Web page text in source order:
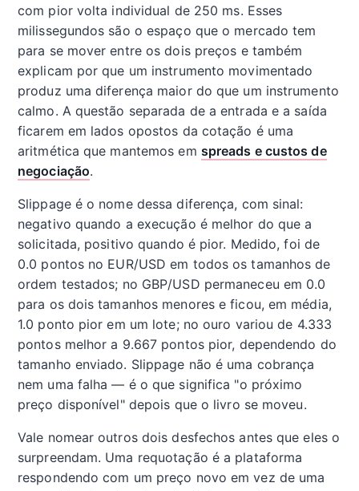
com pior volta individual de 250 ms. Esses
milissegundos são o espaço que o mercado tem
para se mover entre os dois preços e também
explicam por que um instrumento movimentado
produz uma diferença maior do que um instrumento
calmo. A questão separada de a entrada e a saída
ficarem em lados opostos da cotação é uma
aritmética que mantemos em spreads e custos de
negociação.
Slippage é o nome dessa diferença, com sinal:
negativo quando a execução é melhor do que a
solicitada, positivo quando é pior. Medido, foi de
0.0 pontos no EUR/USD em todos os tamanhos de
ordem testados; no GBP/USD permaneceu em 0.0
para os dois tamanhos menores e ficou, em média,
1.0 ponto pior em um lote; no ouro variou de 4.333
pontos melhor a 9.667 pontos pior, dependendo do
tamanho enviado. Slippage não é uma cobrança
nem uma falha — é o que significa "o próximo
preço disponível" depois que o livro se moveu.
Vale nomear outros dois desfechos antes que eles o
surpreendam. Uma requotação é a plataforma
respondendo com um preço novo em vez de uma